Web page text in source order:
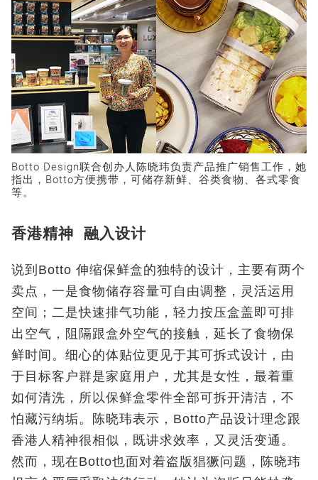
Botto Design联合创办人陈晓玮负责产品推广销售工作，她
指出，Botto方便携带，可储存新鲜、谷类食物、各式零食
等。
香港精神 融入设计
说到Botto 伸缩保鲜盒的独特的设计，主要有两个
卖点，一是食物储存容量可自由调整，灵活运用
空间；二是快速排气功能，轻力按压盒盖即可排
出空气，阻隔跟盒外空气的接触，延长了食物保
鲜时间。细心的体贴位更见于其可拆式设计，由
于目标客户群是家庭用户，尤其是女性，最着重
如何清洗，所以保鲜盒零件全部可拆开清洁，不
怕藏污纳垢。陈晓玮表示，Botto产品设计理念跟
香港人精神很相似，既讲求效率，又灵活变通。
然而，现在Botto也面对着盗版猖獗问题，陈晓玮